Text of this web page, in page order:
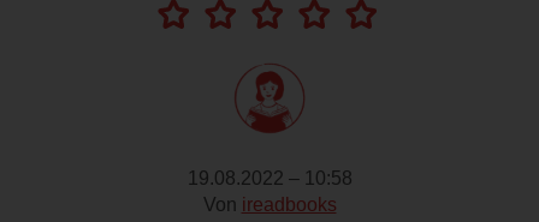
19.08.2022 – 10:58
Von ireadbooks